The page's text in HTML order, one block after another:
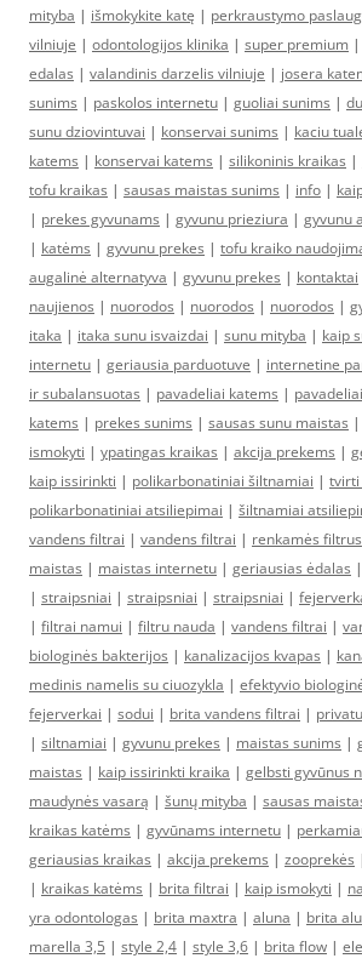
mityba | išmokykite katę | perkraustymo
vilniuje | odontologijos klinika | super premium |
edalas | valandinis darzelis vilniuje | josera
sunims | paskolos internetu | guoliai sunims |
sunu dziovintuvai | konservai sunims | kaciu
katems | konservai katems | silikoninis kraikas |
tofu kraikas | sausas maistas sunims | info |
| prekes gyvunams | gyvunu prieziura | gyvunu
| katėms | gyvunu prekes | tofu kraiko
augalinė alternatyva | gyvunu prekes | kontaktai
naujienos | nuorodos | nuorodos | nuorodos |
itaka | itaka sunu isvaizdai | sunu mityba | kaip
internetu | geriausia parduotuve | internetine
ir subalansuotas | pavadeliai katems |
katems | prekes sunims | sausas sunu maistas |
ismokyti | ypatingas kraikas | akcija prekems |
kaip issirinkti | polikarbonatiniai šiltnamiai | tvirti
polikarbonatiniai atsiliepimai | šiltnamiai
vandens filtrai | vandens filtrai | renkamės filtrus
maistas | maistas internetu | geriausias ėdalas |
| straipsniai | straipsniai | straipsniai |
| filtrai namui | filtru nauda | vandens filtrai |
biologinės bakterijos | kanalizacijos kvapas |
medinis namelis su ciuozykla | efektyvio
fejerverkai | sodui | brita vandens filtrai |
| siltnamiai | gyvunu prekes | maistas sunims |
maistas | kaip issirinkti kraika | gelbsti gyvūnus
maudynės vasarą | šunų mityba | sausas
kraikas katėms | gyvūnams internetu |
geriausias kraikas | akcija prekems | zooprekės
| kraikas katėms | brita filtrai | kaip ismokyti |
yra odontologas | brita maxtra | aluna | brita
marella 3,5 | style 2,4 | style 3,6 | brita flow |